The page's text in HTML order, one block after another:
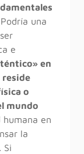
una
e
en
reside
o
mundo
humana en
la
Si